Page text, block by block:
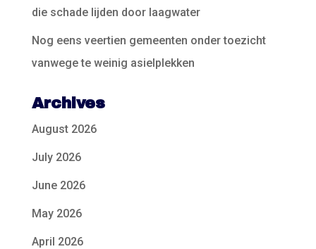
die schade lijden door laagwater
Nog eens veertien gemeenten onder toezicht
vanwege te weinig asielplekken
Archives
August 2026
July 2026
June 2026
May 2026
April 2026